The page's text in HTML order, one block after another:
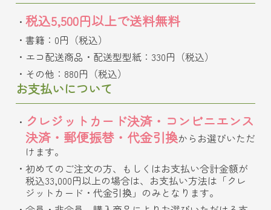
税込5,500円以上で送料無料
書籍：0円（税込）
エコ配送商品・配送型型紙：330円（税込）
その他：880円（税込）
お支払いについて
クレジットカード決済・コンビニエンス
決済・郵便振替・代金引換からお選びいただ
けます。
初めてのご注文の方、もしくはお支払い合計金額が
税込33,000円以上の場合は、お支払い方法は「クレ
ジットカード・代金引換」のみとなります。